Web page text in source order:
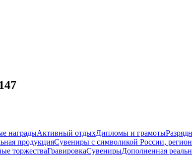
наградыАктивный отдыхДипломы и грамоты
продукцияСувениры с символикой России,
торжестваГравировкаСувенирыДополненная